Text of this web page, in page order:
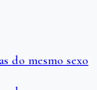
do mesmo sexo